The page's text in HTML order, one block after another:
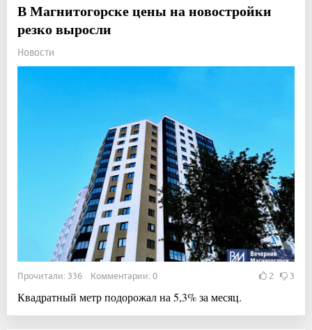
В Магнитогорске цены на новостройки
резко выросли
Новости
Прочитали: 336 Комментарии: 0 2 3
Квадратный метр подорожал на 5,3% за месяц.